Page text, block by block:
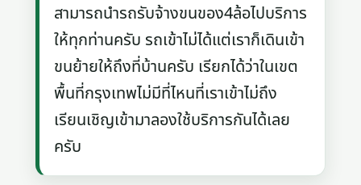
สามารถนำรถรับจ้างขนของ4ล้อไปบริการ
ให้ทุกท่านครับ รถเข้าไม่ได้แต่เราก็เดินเข้า
ขนย้ายให้ถึงที่บ้านครับ เรียกได้ว่าในเขต
พื้นที่กรุงเทพไม่มีที่ไหนที่เราเข้าไม่ถึง
เรียนเชิญเข้ามาลองใช้บริการกันได้เลย
ครับ